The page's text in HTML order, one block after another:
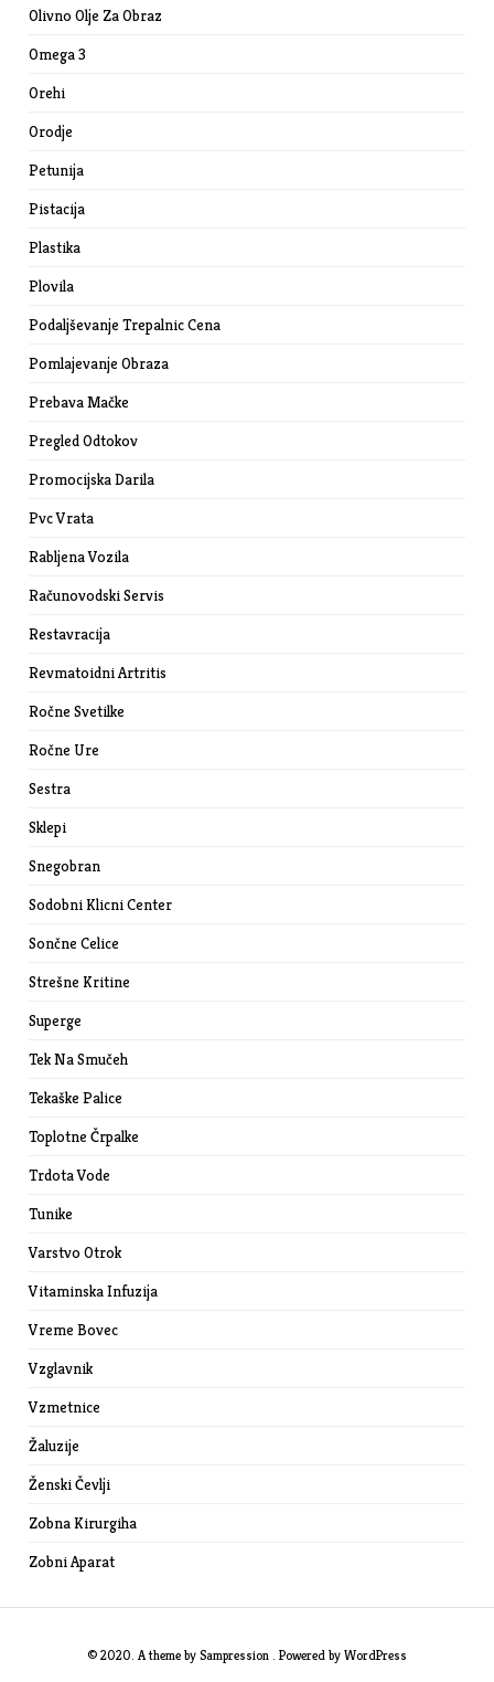
Olivno Olje Za Obraz
Omega 3
Orehi
Orodje
Petunija
Pistacija
Plastika
Plovila
Podaljševanje Trepalnic Cena
Pomlajevanje Obraza
Prebava Mačke
Pregled Odtokov
Promocijska Darila
Pvc Vrata
Rabljena Vozila
Računovodski Servis
Restavracija
Revmatoidni Artritis
Ročne Svetilke
Ročne Ure
Sestra
Sklepi
Snegobran
Sodobni Klicni Center
Sončne Celice
Strešne Kritine
Superge
Tek Na Smučeh
Tekaške Palice
Toplotne Črpalke
Trdota Vode
Tunike
Varstvo Otrok
Vitaminska Infuzija
Vreme Bovec
Vzglavnik
Vzmetnice
Žaluzije
Ženski Čevlji
Zobna Kirurgiha
Zobni Aparat
© 2020. A theme by Sampression . Powered by WordPress